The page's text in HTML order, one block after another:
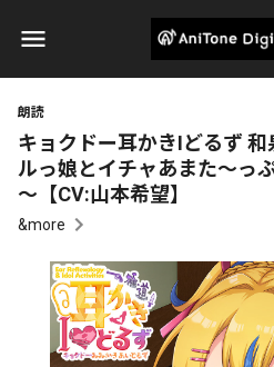
朗読
キョクドー耳かきIどるず
ルっ娘とイチャあまた～っ
～【CV:山本希望】
&more